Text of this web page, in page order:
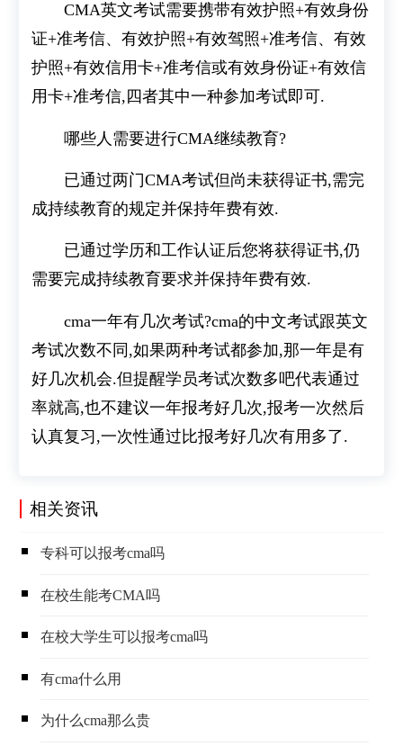
CMA英文考试需要携带有效护照+有效身份
证+准考信、有效护照+有效驾照+准考信、有效
护照+有效信用卡+准考信或有效身份证+有效信
用卡+准考信,四者其中一种参加考试即可.
哪些人需要进行CMA继续教育?
已通过两门CMA考试但尚未获得证书,需完
成持续教育的规定并保持年费有效.
已通过学历和工作认证后您将获得证书,仍
需要完成持续教育要求并保持年费有效.
cma一年有几次考试?cma的中文考试跟英文
考试次数不同,如果两种考试都参加,那一年是有
好几次机会.但提醒学员考试次数多吧代表通过
率就高,也不建议一年报考好几次,报考一次然后
认真复习,一次性通过比报考好几次有用多了.
相关资讯
​专科可以报考cma吗
​在校生能考CMA吗
​在校大学生可以报考cma吗
​有cma什么用
​为什么cma那么贵